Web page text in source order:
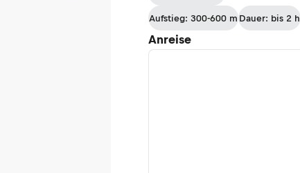
Hofpürglhütte
nach St. Martin
Aufstieg: 300-600 m Dauer: bis 2 h
Anreise